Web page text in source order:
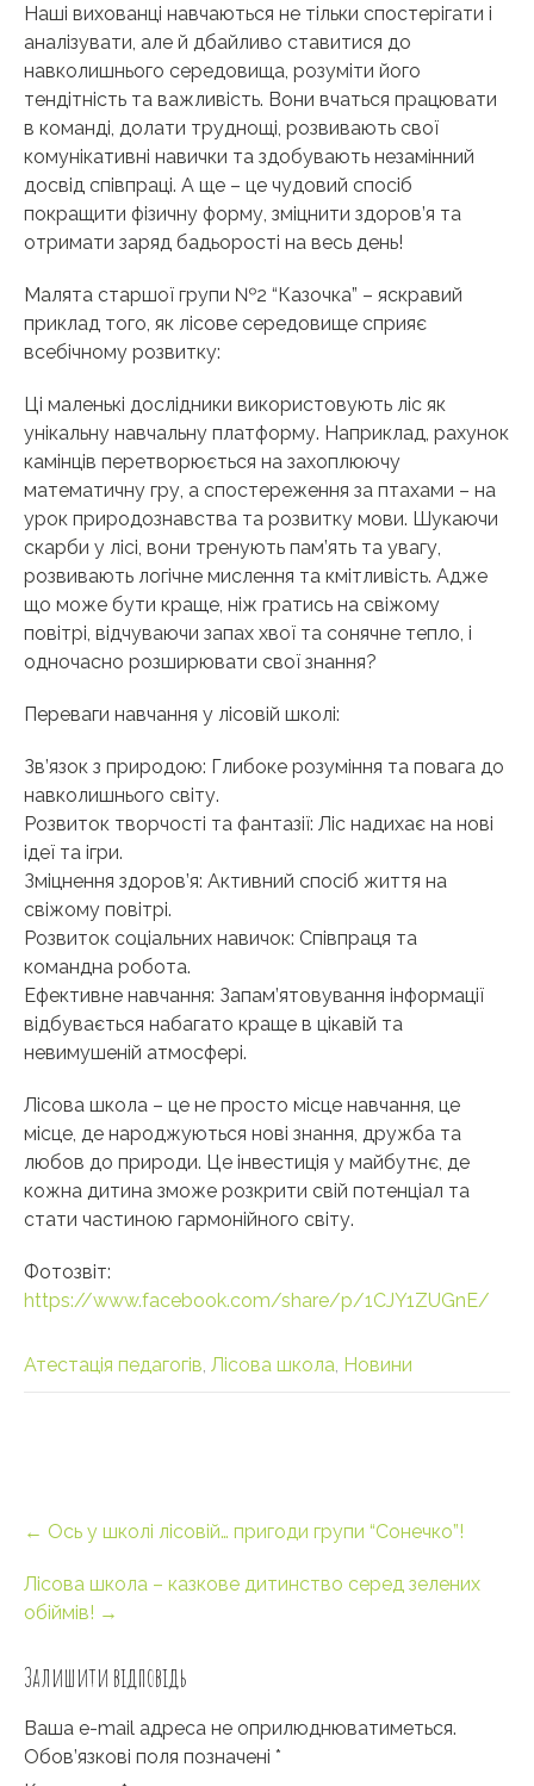
Наші вихованці навчаються не тільки спостерігати і
аналізувати, але й дбайливо ставитися до
навколишнього середовища, розуміти його
тендітність та важливість. Вони вчаться працювати
в команді, долати труднощі, розвивають свої
комунікативні навички та здобувають незамінний
досвід співпраці. А ще – це чудовий спосіб
покращити фізичну форму, зміцнити здоров’я та
отримати заряд бадьорості на весь день!
Малята старшої групи №2 “Казочка” – яскравий
приклад того, як лісове середовище сприяє
всебічному розвитку:
Ці маленькі дослідники використовують ліс як
унікальну навчальну платформу. Наприклад, рахунок
камінців перетворюється на захоплюючу
математичну гру, а спостереження за птахами – на
урок природознавства та розвитку мови. Шукаючи
скарби у лісі, вони тренують пам’ять та увагу,
розвивають логічне мислення та кмітливість. Адже
що може бути краще, ніж гратись на свіжому
повітрі, відчуваючи запах хвої та сонячне тепло, і
одночасно розширювати свої знання?
Переваги навчання у лісовій школі:
Зв’язок з природою: Глибоке розуміння та повага до
навколишнього світу.
Розвиток творчості та фантазії: Ліс надихає на нові
ідеї та ігри.
Зміцнення здоров’я: Активний спосіб життя на
свіжому повітрі.
Розвиток соціальних навичок: Співпраця та
командна робота.
Ефективне навчання: Запам’ятовування інформації
відбувається набагато краще в цікавій та
невимушеній атмосфері.
Лісова школа – це не просто місце навчання, це
місце, де народжуються нові знання, дружба та
любов до природи. Це інвестиція у майбутнє, де
кожна дитина зможе розкрити свій потенціал та
стати частиною гармонійного світу.
Фотозвіт:
https://www.facebook.com/share/p/1CJY1ZUGnE/
Атестація педагогів, Лісова школа, Новини
navigation
← Ось у школі лісовій… пригоди групи “Сонечко”!
Лісова школа – казкове дитинство серед зелених
обіймів! →
Залишити відповідь
Ваша e-mail адреса не оприлюднюватиметься.
Обов’язкові поля позначені *